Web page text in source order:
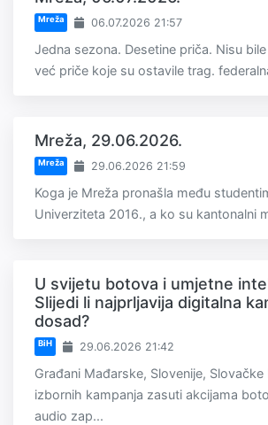
Mreža 06.07.2026 21:57
Jedna sezona. Desetine priča. Nisu
već priče koje su ostavile trag.
Mreža, 29.06.2026.
Mreža 29.06.2026 21:59
Koga je Mreža pronašla među
Univerziteta 2016., a ko su kantonalni
U svijetu botova i umjetne
Slijedi li najprljavija digitalna
dosad?
BiH 29.06.2026 21:42
Građani Mađarske, Slovenije,
izbornih kampanja zasuti akcijama
audio zap...